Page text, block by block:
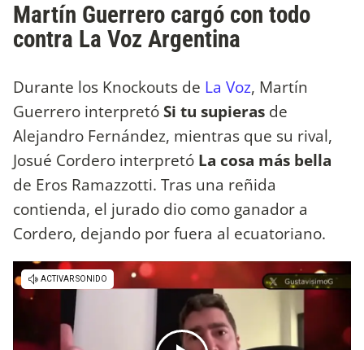
Martín Guerrero cargó con todo
contra La Voz Argentina
Durante los Knockouts de La Voz, Martín
Guerrero interpretóSi tu supieras de
Alejandro Fernández, mientras que su rival,
Josué Cordero interpretó La cosa más bella
de Eros Ramazzotti. Tras una reñida
contienda, el jurado dio como ganador a
Cordero, dejando por fuera al ecuatoriano.